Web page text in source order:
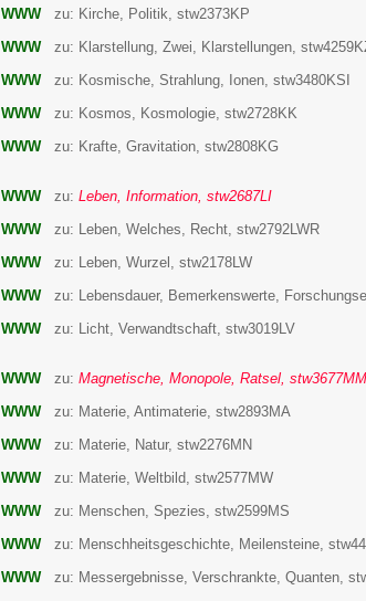
WWWzu: Kirche, Politik, stw2373KP
WWWzu: Klarstellung, Zwei, Klarstellungen,
WWWzu: Kosmische, Strahlung, Ionen, stw3480KSI
WWWzu: Kosmos, Kosmologie, stw2728KK
WWWzu: Krafte, Gravitation, stw2808KG
WWWzu: Leben, Information, stw2687LI
WWWzu: Leben, Welches, Recht, stw2792LWR
WWWzu: Leben, Wurzel, stw2178LW
WWWzu: Lebensdauer, Bemerkenswerte,
WWWzu: Licht, Verwandtschaft, stw3019LV
WWWzu: Magnetische, Monopole, Ratsel,
WWWzu: Materie, Antimaterie, stw2893MA
WWWzu: Materie, Natur, stw2276MN
WWWzu: Materie, Weltbild, stw2577MW
WWWzu: Menschen, Spezies, stw2599MS
WWWzu: Menschheitsgeschichte, Meilensteine,
WWWzu: Messergebnisse, Verschrankte, Quanten,